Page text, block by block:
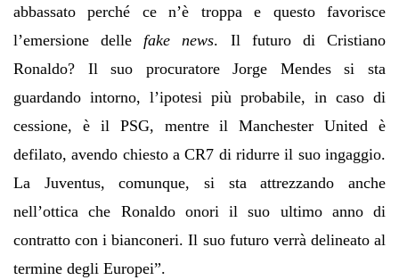
abbassato perché ce n’è troppa e questo favorisce
l’emersione delle fake news. Il futuro di Cristiano
Ronaldo? Il suo procuratore Jorge Mendes si sta
guardando intorno, l’ipotesi più probabile, in caso di
cessione, è il PSG, mentre il Manchester United è
defilato, avendo chiesto a CR7 di ridurre il suo ingaggio.
La Juventus, comunque, si sta attrezzando anche
nell’ottica che Ronaldo onori il suo ultimo anno di
contratto con i bianconeri. Il suo futuro verrà delineato al
termine degli Europei”.